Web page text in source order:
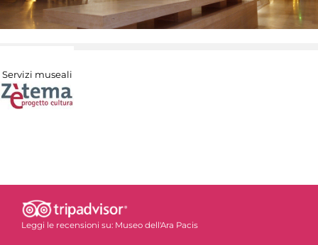
Servizi museali
Leggi le recensioni su: Museo dell'Ara Pacis